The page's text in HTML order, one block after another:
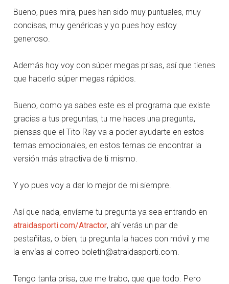
Bueno, pues mira, pues han sido muy puntuales, muy
concisas, muy genéricas y yo pues hoy estoy
generoso.
Además hoy voy con súper megas prisas, así que tienes
que hacerlo súper megas rápidos.
Bueno, como ya sabes este es el programa que existe
gracias a tus preguntas, tu me haces una pregunta,
piensas que el Tito Ray va a poder ayudarte en estos
temas emocionales, en estos temas de encontrar la
versión más atractiva de ti mismo.
Y yo pues voy a dar lo mejor de mi siempre.
Así que nada, envíame tu pregunta ya sea entrando en
atraidasporti.com/Atractor, ahí verás un par de
pestañitas, o bien, tu pregunta la haces con móvil y me
la envías al correo boletín@atraidasporti.com
Tengo tanta prisa, que me trabo, que que todo. Pero